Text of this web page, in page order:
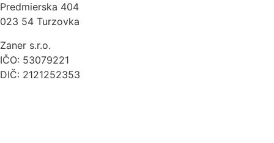
Predmierska 404
023 54 Turzovka
Zaner s.r.o.
IČO: 53079221
DIČ: 2121252353